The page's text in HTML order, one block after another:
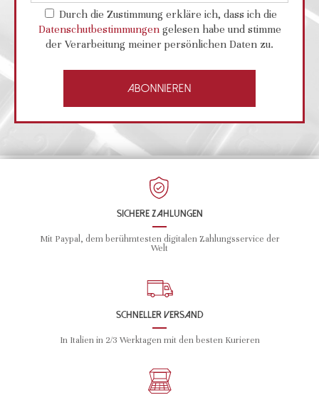
Durch die Zustimmung erkläre ich, dass ich die
Datenschutbestimmungengelesen habe und stimme
der Verarbeitung meiner persönlichen Daten zu.
SICHERE ZAHLUNGEN
Mit Paypal, dem berühmtesten digitalen Zahlungsservice der
Welt
SCHNELLER VERSAND
In Italien in 2/3 Werktagen mit den besten Kurieren